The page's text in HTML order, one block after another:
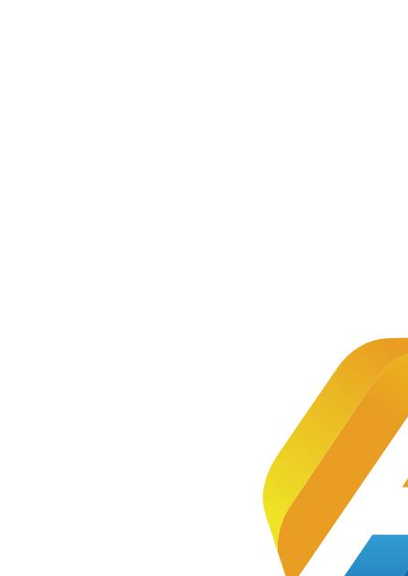
团助力
第三届
全国技
能大赛
软件测
试（世
赛）项
目和鸿
蒙应用
开发项